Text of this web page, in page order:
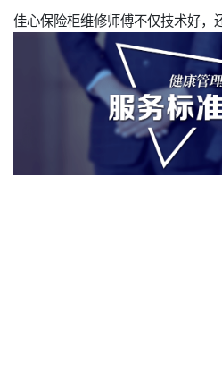
佳心保险柜维修师傅不仅技术好，